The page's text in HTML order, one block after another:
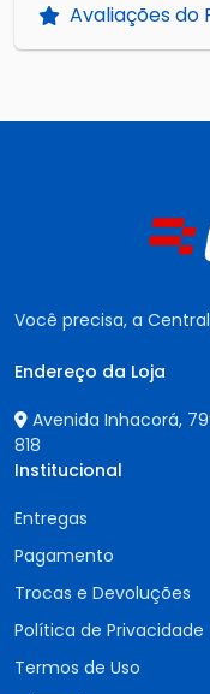
Avaliações do
Você precisa, a
Endereço da Loja
Avenida Inhacorá,
818
Institucional
Entregas
Pagamento
Trocas e Devoluções
Política de Privacidade
Termos de Uso